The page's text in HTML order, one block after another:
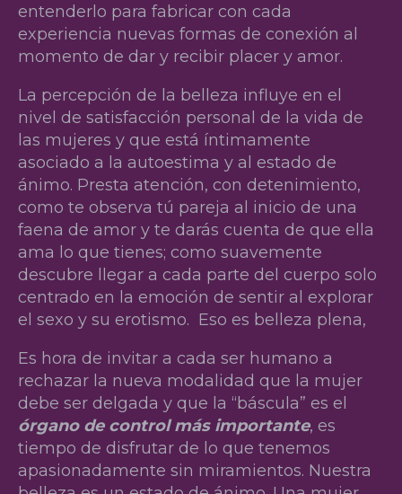
entenderlo para fabricar con cada
experiencia nuevas formas de conexión al
momento de dar y recibir placer y amor.
La percepción de la belleza influye en el
nivel de satisfacción personal de la vida de
las mujeres y que está íntimamente
asociado a la autoestima y al estado de
ánimo. Presta atención, con detenimiento,
como te observa tú pareja al inicio de una
faena de amor y te darás cuenta de que ella
ama lo que tienes; como suavemente
descubre llegar a cada parte del cuerpo solo
centrado en la emoción de sentir al explorar
el sexo y su erotismo. Eso es belleza plena,
Es hora de invitar a cada ser humano a
rechazar la nueva modalidad que la mujer
debe ser delgada y que la “báscula” es el
órgano de control más importante, es
tiempo de disfrutar de lo que tenemos
apasionadamente sin miramientos. Nuestra